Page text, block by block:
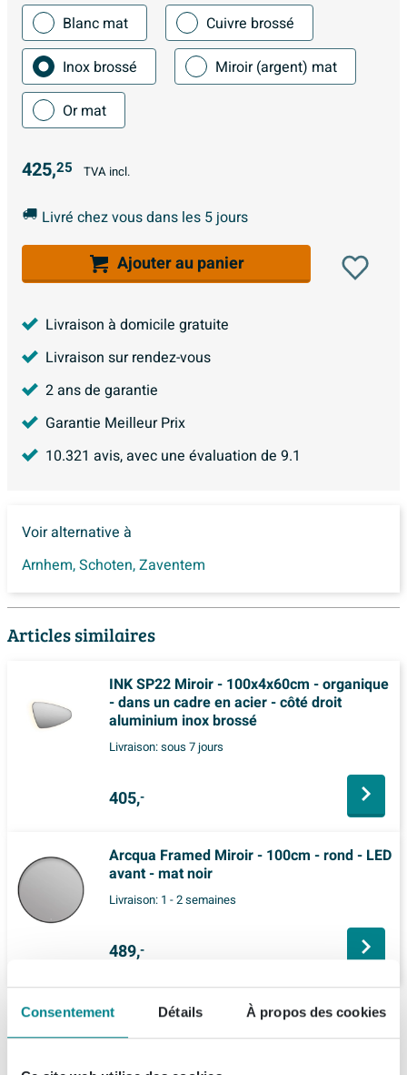
Consentement Détails À propos des cookies
Blanc mat
Cuivre brossé
Inox brossé
Miroir (argent) mat
Or mat
425,25 TVA incl.
Livré chez vous dans les 5 jours
Ajouter au panier
Livraison à domicile gratuite
Livraison sur rendez-vous
2 ans de garantie
Garantie Meilleur Prix
10.321 avis, avec une évaluation de 9.1
Voir alternative à
Arnhem,Schoten,Zaventem
Articles similaires
INK SP22 Miroir - 100x4x60cm - organique
- dans un cadre en acier - côté droit
aluminium inox brossé
Livraison:sous 7 jours
405,-
Arcqua Framed Miroir - 100cm - rond - LED
avant - mat noir
Livraison: 1 - 2 semaines
489,-
Description
Spécifications